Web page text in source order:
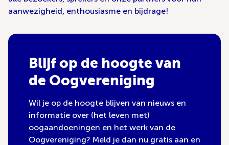
aanwezigheid, enthousiasme en bijdrage!
Blijf op de hoogte van
de Oogvereniging
Wil je op de hoogte blijven van nieuws en
informatie over (het leven met)
oogaandoeningen en het werk van de
Oogvereniging? Meld je dan nu gratis aan en